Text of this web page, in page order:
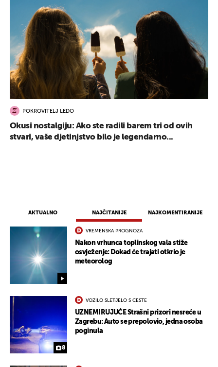
AKTUALNO NAJČITANIJE NAJKOMENTIRANIJE
VREMENSKA PROGNOZA
Nakon vrhunca toplinskog vala stiže
osvježenje: Dokad će trajati otkrio je
meteorolog
8
VOZILO SLETJELO S CESTE
UZNEMIRUJUĆE Strašni prizori nesreće u
Zagrebu: Auto se prepolovio, jedna osoba
poginula
POKROVITELJ LEDO
Okusi nostalgiju: Ako ste radili barem tri od ovih
stvari, vaše djetinjstvo bilo je legendarno...